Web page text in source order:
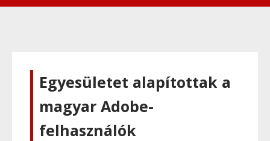
Egyesületet alapítottak a
magyar Adobe-
felhasználók